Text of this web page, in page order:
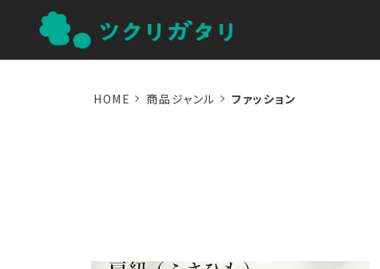
HOME 商品ジャンル ファッション